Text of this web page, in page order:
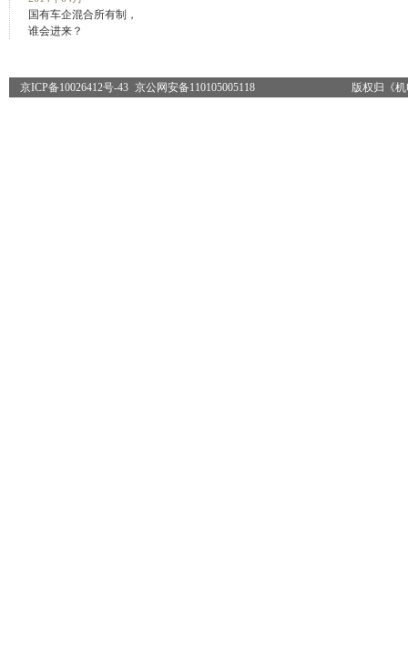
国有车企混合所有制，
谁会进来？
版权归《
京ICP备10026412号-43 京公网安备110105005118